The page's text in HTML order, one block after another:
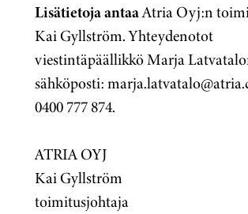
Lisätietoja antaaAtria Oyj:n
Kai Gyllström. Yhteydenotot
viestintäpäällikkö Marja
sähköposti:
0400 777 874.
ATRIA OYJ
Kai Gyllström
toimitusjohtaja